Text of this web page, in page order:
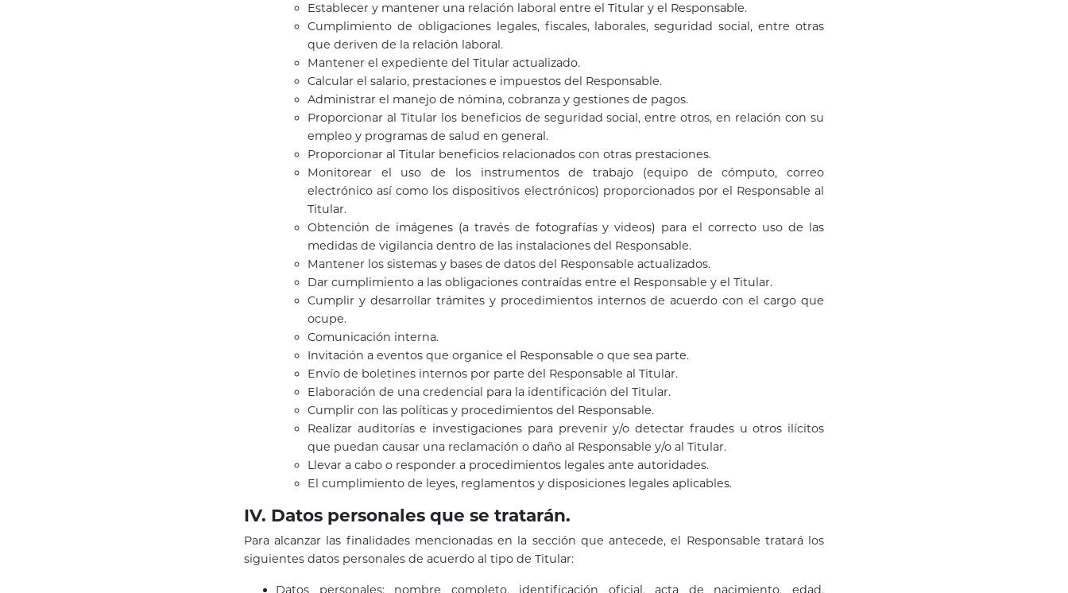
Establecer y mantener una relación laboral entre el Titular y el Responsable.
Cumplimiento de obligaciones legales, fiscales, laborales, seguridad social, entre otras
que deriven de la relación laboral.
Mantener el expediente del Titular actualizado.
Calcular el salario, prestaciones e impuestos del Responsable.
Administrar el manejo de nómina, cobranza y gestiones de pagos.
Proporcionar al Titular los beneficios de seguridad social, entre otros, en relación con su
empleo y programas de salud en general.
Proporcionar al Titular beneficios relacionados con otras prestaciones.
Monitorear el uso de los instrumentos de trabajo (equipo de cómputo, correo
electrónico así como los dispositivos electrónicos) proporcionados por el Responsable al
Titular.
Obtención de imágenes (a través de fotografías y videos) para el correcto uso de las
medidas de vigilancia dentro de las instalaciones del Responsable.
Mantener los sistemas y bases de datos del Responsable actualizados.
Dar cumplimiento a las obligaciones contraídas entre el Responsable y el Titular.
Cumplir y desarrollar trámites y procedimientos internos de acuerdo con el cargo que
ocupe.
Comunicación interna.
Invitación a eventos que organice el Responsable o que sea parte.
Envío de boletines internos por parte del Responsable al Titular.
Elaboración de una credencial para la identificación del Titular.
Cumplir con las políticas y procedimientos del Responsable.
Realizar auditorías e investigaciones para prevenir y/o detectar fraudes u otros ilícitos
que puedan causar una reclamación o daño al Responsable y/o al Titular.
Llevar a cabo o responder a procedimientos legales ante autoridades.
El cumplimiento de leyes, reglamentos y disposiciones legales aplicables.
IV. Datos personales que se tratarán.
Para alcanzar las finalidades mencionadas en la sección que antecede, el Responsable tratará los
siguientes datos personales de acuerdo al tipo de Titular:
Datos personales: nombre completo, identificación oficial, acta de nacimiento, edad,